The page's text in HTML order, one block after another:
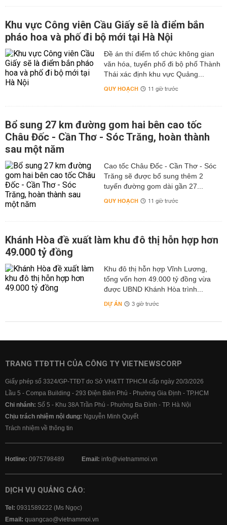
Khu vực Công viên Cầu Giấy sẽ là điểm bắn
pháo hoa và phố đi bộ mới tại Hà Nội
Đề án thí điểm tổ chức không gian
văn hóa, tuyến phố đi bộ phố Thành
Thái xác định khu vực Quảng...
QUY HOẠCH 11 giờ trước
Bổ sung 27 km đường gom hai bên cao tốc
Châu Đốc - Cần Thơ - Sóc Trăng, hoàn thành
sau một năm
Cao tốc Châu Đốc - Cần Thơ - Sóc
Trăng sẽ được bổ sung thêm 2
tuyến đường gom dài gần 27...
QUY HOẠCH 11 giờ trước
Khánh Hòa đề xuất làm khu đô thị hỗn hợp hơn
49.000 tỷ đồng
Khu đô thị hỗn hợp Vĩnh Lương,
tổng vốn hơn 49.000 tỷ đồng vừa
được UBND Khánh Hòa trình...
DỰ ÁN 3 giờ trước
TRANG TTĐTTH CỦA CÔNG TY VIETNEWSCORP
Giấy phép số 3324/GP-TTĐT do Sở VH&TT TPHCM cấp ngày 20/3/2026
Lầu 5 - Compa Building - 293 Điện Biên Phủ - Phường Gia Định - TP.HCM
Chi nhánh: Số 5 - Khu 38A Trần Phú - Phường Ba Đình - TP. Hà Nội
Chịu trách nhiệm nội dung: Nguyễn Minh Quyết
Trách nhiệm về thông tin
Hotline: 0975798489 Email: info@vietnammoi.vn
DỊCH VỤ QUẢNG CÁO:
Tel: 0931589222 (Ms Ngọc)
Email: quangcao@vietnammoi.vn